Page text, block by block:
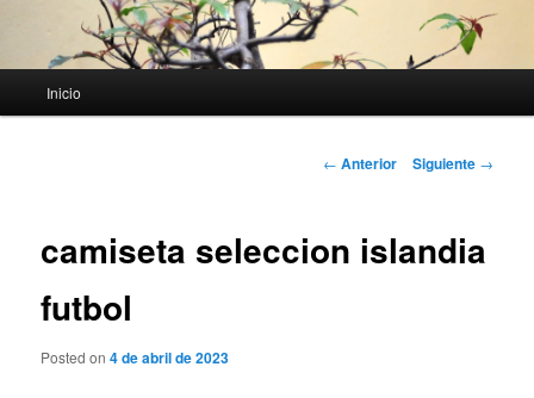
principal
Inicio
Navegación
← Anterior Siguiente →
camiseta seleccion islandia
futbol
Posted on4 de abril de 2023